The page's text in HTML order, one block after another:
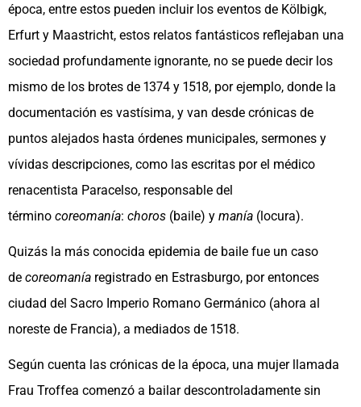
época, entre estos pueden incluir los eventos de Kölbigk,
Erfurt y Maastricht, estos relatos fantásticos reflejaban una
sociedad profundamente ignorante, no se puede decir los
mismo de los brotes de 1374 y 1518, por ejemplo, donde la
documentación es vastísima, y van desde crónicas de
puntos alejados hasta órdenes municipales, sermones y
vívidas descripciones, como las escritas por el médico
renacentista Paracelso, responsable del
término coreomanía: choros (baile) y manía (locura).
Quizás la más conocida epidemia de baile fue un caso
de coreomanía registrado en Estrasburgo, por entonces
ciudad del Sacro Imperio Romano Germánico (ahora al
noreste de Francia), a mediados de 1518.​
Según cuenta las crónicas de la época, una mujer llamada
Frau Troffea comenzó a bailar descontroladamente sin